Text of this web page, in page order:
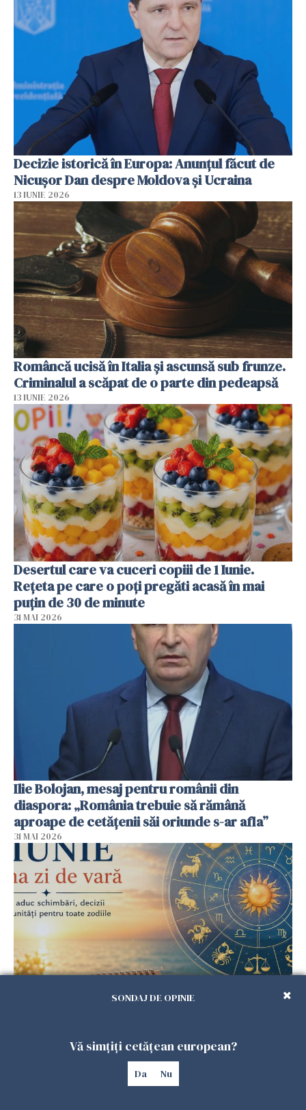
Decizie istorică în Europa: Anunțul făcut de
Nicușor Dan despre Moldova și Ucraina
13 IUNIE 2026
Româncă ucisă în Italia și ascunsă sub frunze.
Criminalul a scăpat de o parte din pedeapsă
13 IUNIE 2026
Desertul care va cuceri copiii de 1 Iunie.
Rețeta pe care o poți pregăti acasă în mai
puțin de 30 de minute
31 MAI 2026
Ilie Bolojan, mesaj pentru românii din
diaspora: „România trebuie să rămână
aproape de cetățenii săi oriunde s-ar afla”
31 MAI 2026
SONDAJ DE OPINIE
Vă simțiți cetățean european?
Da Nu